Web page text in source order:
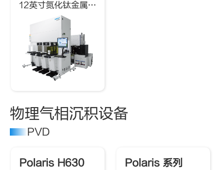
12英寸氮化钛金属硬掩膜刻蚀机
物理气相沉积设备
PVD
Polaris H630 Polaris 系列